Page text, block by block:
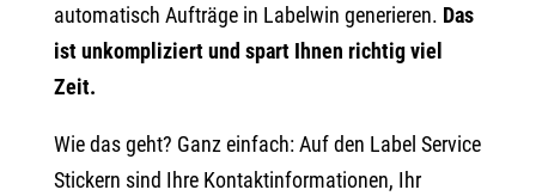
automatisch Aufträge in Labelwin generieren. Das
ist unkompliziert und spart Ihnen richtig viel
Zeit.
Wie das geht? Ganz einfach: Auf den Label Service
Stickern sind Ihre Kontaktinformationen, Ihr